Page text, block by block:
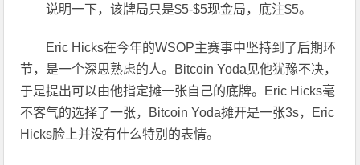
说明一下，该牌局只是$5-$5现金局，底注$5。
Eric Hicks在今年的WSOP主赛事中坚持到了后期环
节，是一个深思熟虑的人。Bitcoin Yoda见他犹豫不决，
于是提出可以由他指定摊一张自己的底牌。Eric Hicks毫
不客气的选择了一张，Bitcoin Yoda摊开是一张3s，Eric
Hicks脸上并没有什么特别的表情。